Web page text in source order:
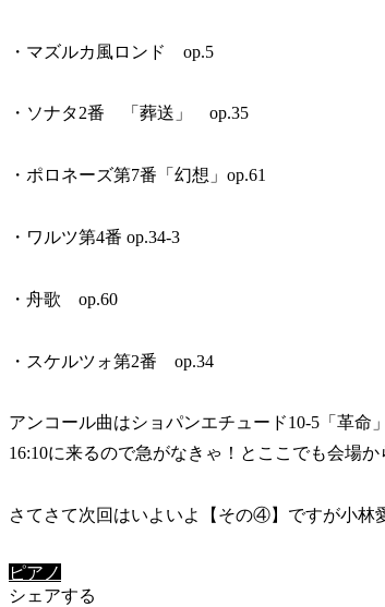
・マズルカ風ロンド op.5
・ソナタ2番 「葬送」 op.35
・ポロネーズ第7番「幻想」op.61
・ワルツ第4番 op.34-3
・舟歌 op.60
・スケルツォ第2番 op.34
アンコール曲はショパンエチュード10-5「革
16:10に来るので急がなきゃ！とここでも会場
さてさて次回はいよいよ【その④】ですが小林
ピアノ
シェアする